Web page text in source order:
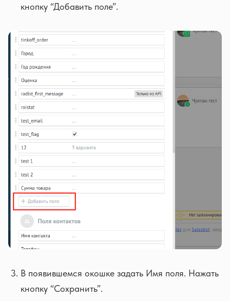
кнопку “Добавить поле”.
В появившемся окошке задать Имя поля. Нажать
кнопку “Сохранить”.